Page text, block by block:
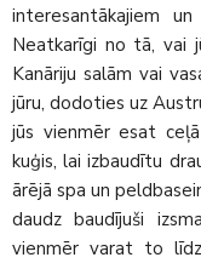
interesantākajiem
Neatkarīgi no tā, vai
Kanāriju salām vai
jūru, dodoties uz
jūs vienmēr esat
kuģis, lai izbaudītu
ārējā spa un
daudz baudījuši
vienmēr varat to